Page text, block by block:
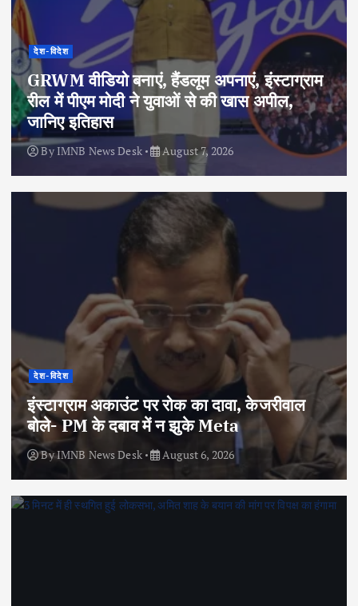
देश-विदेश
GRWM वीडियो बनाएं, हैंडलूम अपनाएं, इंस्टाग्राम
रील में पीएम मोदी ने युवाओं से की खास अपील,
जानिए इतिहास
By IMNB News Desk August 7, 2026
देश-विदेश
इंस्टाग्राम अकाउंट पर रोक का दावा, केजरीवाल
बोले- PM के दबाव में न झुके Meta
ByIMNB News Desk August 6, 2026